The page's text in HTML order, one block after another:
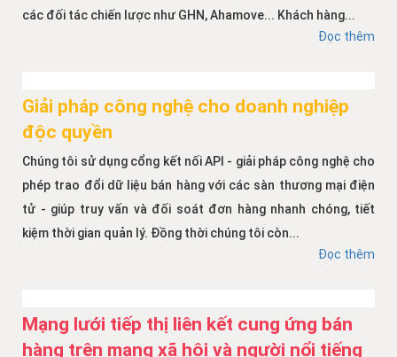
các đối tác chiến lược như GHN, Ahamove... Khách hàng...
Đọc thêm
Giải pháp công nghệ cho doanh nghiệp
độc quyền
Chúng tôi sử dụng cổng kết nối API - giải pháp công nghệ cho
phép trao đổi dữ liệu bán hàng với các sàn thương mại điện
tử - giúp truy vấn và đối soát đơn hàng nhanh chóng, tiết
kiệm thời gian quản lý. Đồng thời chúng tôi còn...
Đọc thêm
Mạng lưới tiếp thị liên kết cung ứng bán
hàng trên mạng xã hội và người nổi tiếng